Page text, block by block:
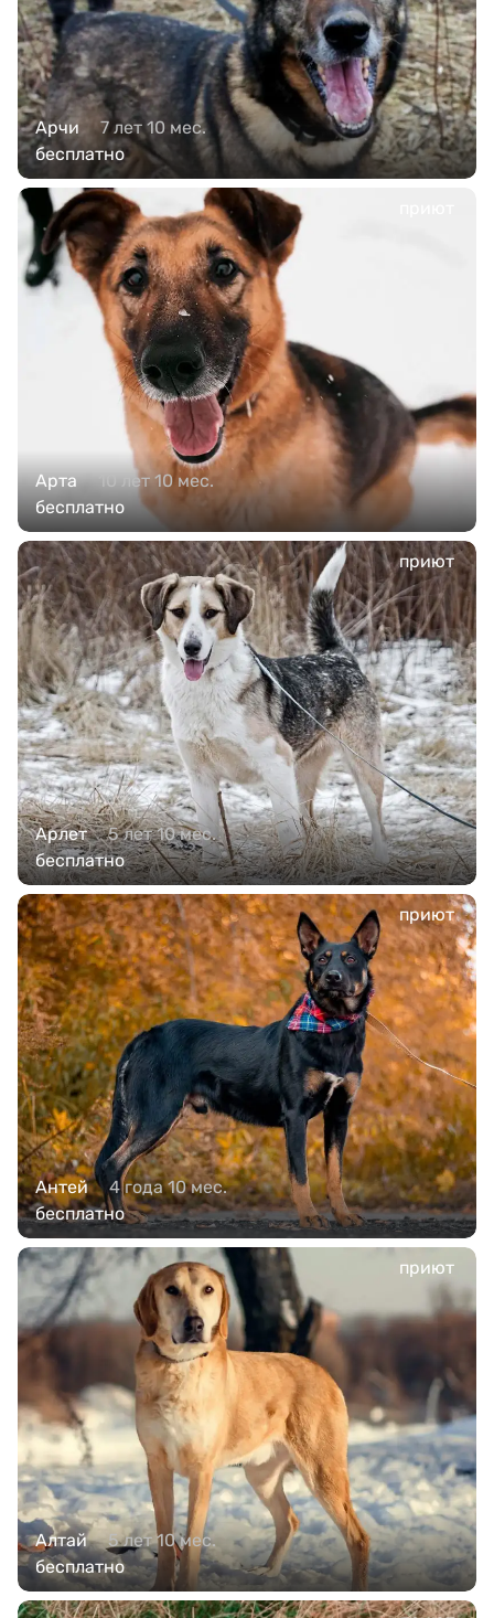
Арчи
7 лет 10 мес.
бесплатно
Арта
10 лет 10 мес.
бесплатно
приют
Арлет
5 лет 10 мес.
бесплатно
приют
Антей
4 года 10 мес.
бесплатно
приют
Алтай
5 лет 10 мес.
бесплатно